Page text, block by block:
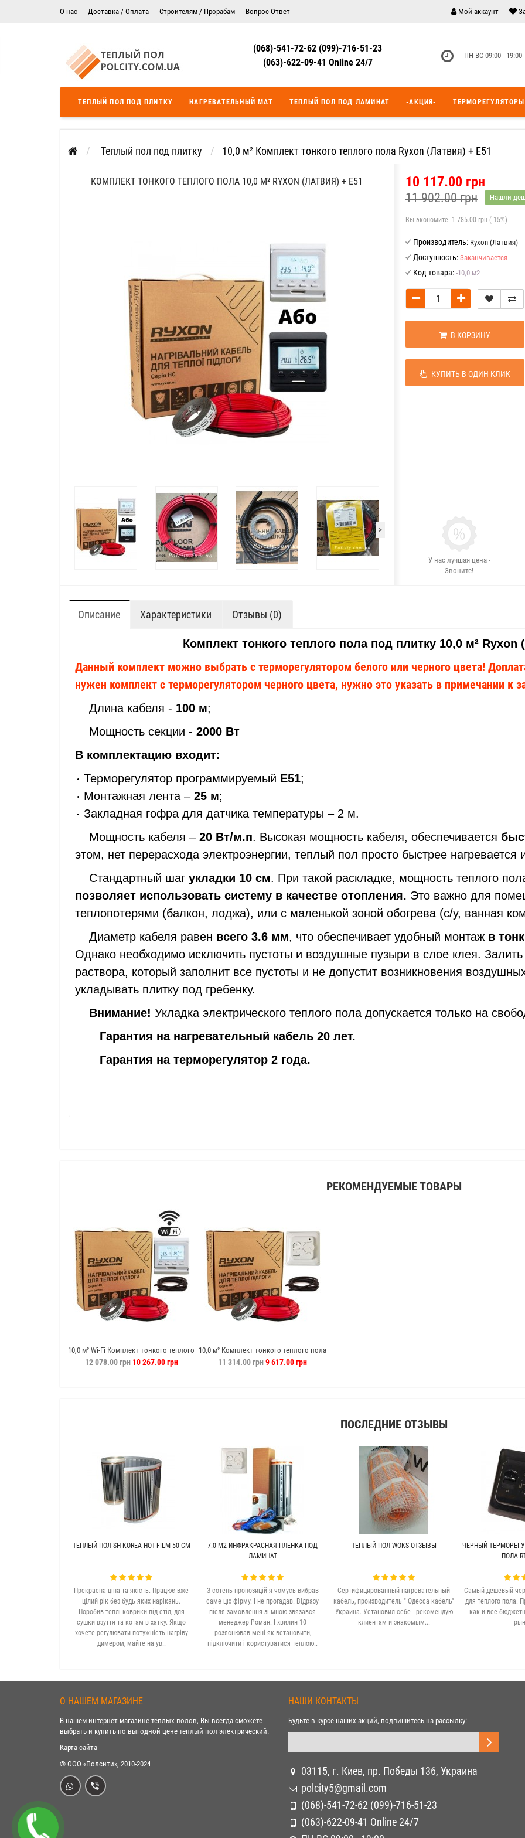
О нас Доставка / Оплата Строителям / Прорабам Вопрос-Ответ
Цены на монтаж теплого пола
Теплый пол в Днепропетровск
Теплый пол Одесса Теплый пол Черкассы
Мой аккаунт
(068)-541-72-62 (099)-716-51-23
(063)-622-09-41 Online 24/7
ПН-ВС 09:00 - 19:00
ТЕПЛЫЙ ПОЛ ПОД ПЛИТКУ НАГРЕВАТЕЛЬНЫЙ МАТ ТЕПЛЫЙ ПОЛ ПОД ЛАМИНАТ -АКЦИЯ- ТЕРМОРЕГУЛЯТОРЫ
Теплый пол под плитку 10,0 м² Комплект тонкого теплого пола Ryxon (Латвия) + E51
КОМПЛЕКТ ТОНКОГО ТЕПЛОГО ПОЛА 10,0 М² RYXON (ЛАТВИЯ) + E51
>
10 117.00 грн
11 902.00 грн Нашли
Вы экономите: 1 785.00 грн (-15%)
Производитель: Ryxon (Латвия)
Доступность: Заканчивается
Код товара: -10,0 м2
В КОРЗИНУ
КУПИТЬ В ОДИН КЛИК
У нас лучшая цена -
Звоните!
Описание Характеристики Отзывы (0)
Комплект тонкого теплого пола под плитку 10,0 м² Ryxon
Данный комплект можно выбрать с терморегулятором белого или черного цвета!
нужен комплект с терморегулятором черного цвета, нужно это указать в примечании к
Длина кабеля - 100 м;
Мощность секции - 2000 Вт
В комплектацию входит:
Терморегулятор программируемый Е51;
Монтажная лента –25 м;
Закладная гофра для датчика температуры – 2 м.
Мощность кабеля – 20 Вт/м.п. Высокая мощность кабеля, обеспечивается
этом, нет перерасхода электроэнергии, теплый пол просто быстрее нагревается
Стандартный шаг укладки 10 см. При такой раскладке, мощность теплого
позволяет использовать систему в качестве отопления. Это важно для
теплопотерями (балкон, лоджа), или с маленькой зоной обогрева (с/у, ванная
Диаметр кабеля равен всего 3.6 мм, что обеспечивает удобный монтаж в
Однако необходимо исключить пустоты и воздушные пузыри в слое клея.
раствора, который заполнит все пустоты и не допустит возникновения
укладывать плитку под гребенку.
Внимание! Укладка электрического теплого пола допускается только на
Гарантия на нагревательный кабель 20 лет.
Гарантия на терморегулятор 2 года.
РЕКОМЕНДУЕМЫЕ ТОВАРЫ
10,0 м² Wi-Fi Комплект тонкого теплого
пола Ryxon (Латвия) + E51
12 078.00 грн10 267.00 грн
10,0 м² Комплект тонкого теплого пола
Ryxon (Латвия)
11 314.00 грн9 617.00 грн
ПОСЛЕДНИЕ ОТЗЫВЫ
ТЕПЛЫЙ ПОЛ SH KOREA HOT-FILM 50 СМ
Прекрасна ціна та якість. Працює вже
цілий рік без будь яких нарікань.
Поробив теплі коврики під стіл, для
сушки взуття та котам в хатку. Якщо
хочете регулювати потужність нагріву
димером, майте на ув..
7.0 М2 ИНФРАКРАСНАЯ ПЛЕНКА ПОД
ЛАМИНАТ
З сотень пропозицій я чомусь вибрав
саме цю фірму. І не прогадав. Відразу
після замовлення зі мною звязався
менеджер Роман. І хвилин 10
розяснював мені як встановити,
підключити і користуватися теплою..
ТЕПЛЫЙ ПОЛ WOKS ОТЗЫВЫ
Сертифицированный нагревательный
кабель, производитель " Одесса кабель"
Украина. Установил себе - рекомендую
клиентам и знакомым...
ЧЕРНЫЙ
ПОЛА
Самый дешевый
для теплого пола.
как и все
О НАШЕМ МАГАЗИНЕ
В нашем интернет магазине теплых полов, Вы всегда сможете
выбрать и купить по выгодной цене теплый пол электрический.
Карта сайта
© ООО «Полсити», 2010-2024
НАШИ КОНТАКТЫ
Будьте в курсе наших акций, подпишитесь на рассылку:
03115, г. Киев, пр. Победы 136, Украина
polcity5@gmail.com
(068)-541-72-62 (099)-716-51-23
(063)-622-09-41 Online 24/7